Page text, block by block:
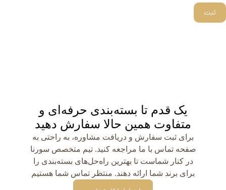
ثبت
یک قدم تا بسته‌بندی حرفه‌ای و
متفاوت همین حالا سفارش دهید
برای ثبت سفارش و دریافت مشاوره، به راحتی به
صفحه تماس با ما مراجعه کنید. تیم متخصص سورنا
در کنار شماست تا بهترین راه‌حل‌های بسته‌بندی را
برای برند شما ارائه دهند. منتظر تماس شما هستیم